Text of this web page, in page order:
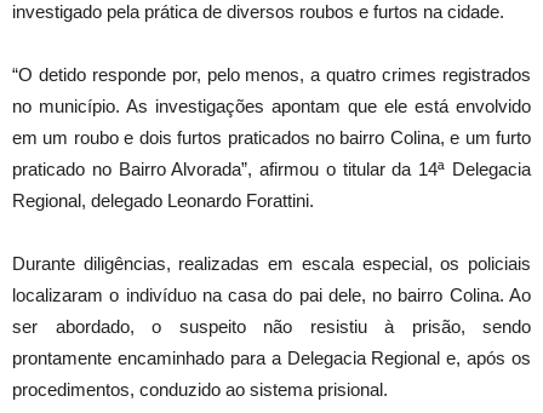
investigado pela prática de diversos roubos e furtos na cidade.
“O detido responde por, pelo menos, a quatro crimes registrados
no município. As investigações apontam que ele está envolvido
em um roubo e dois furtos praticados no bairro Colina, e um furto
praticado no Bairro Alvorada”, afirmou o titular da 14ª Delegacia
Regional, delegado Leonardo Forattini.
Durante diligências, realizadas em escala especial, os policiais
localizaram o indivíduo na casa do pai dele, no bairro Colina. Ao
ser abordado, o suspeito não resistiu à prisão, sendo
prontamente encaminhado para a Delegacia Regional e, após os
procedimentos, conduzido ao sistema prisional.